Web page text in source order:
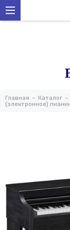
Главная Каталог
(электронное)